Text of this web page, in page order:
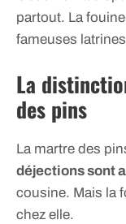
partout. La
fameuses
La
des pins
La martre des
déjections sont
cousine. Mais la
chez elle.